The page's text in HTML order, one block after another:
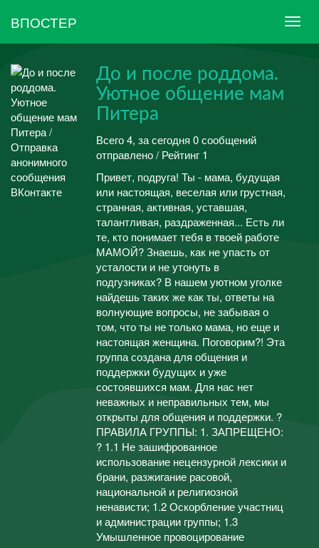
ВПОСТЕР
До и после роддома.
Уютное общение мам
Питера
Всего 4, за сегодня 0 сообщений
отправлено / Рейтинг 1
Привет, подруга! Ты - мама, будущая
или настоящая, веселая или грустная,
странная, активная, уставшая,
талантливая, раздраженная... Есть ли
те, кто понимает тебя в твоей работе
МАМОЙ? Знаешь, как не упасть от
усталости и не утонуть в
подгузниках? В нашем уютном уголке
найдешь таких же как ты, ответы на
волнующие вопросы, не забывая о
том, что ты не только мама, но еще и
настоящая женщина. Поговорим?! Эта
группа создана для общения и
поддержки будущих и уже
состоявшихся мам. Для нас нет
неважных и неправильных тем, мы
открыты для общения и поддержки. ?
ПРАВИЛА ГРУППЫ: 1. ЗАПРЕЩЕНО:
? 1.1 Не зашифрованное
использование нецензурной лексики и
брани, разжигание расовой,
национальной и религиозной
ненависти; 1.2 Оскорбление участниц
и администрации группы; 1.3
Умышленное провоцирование